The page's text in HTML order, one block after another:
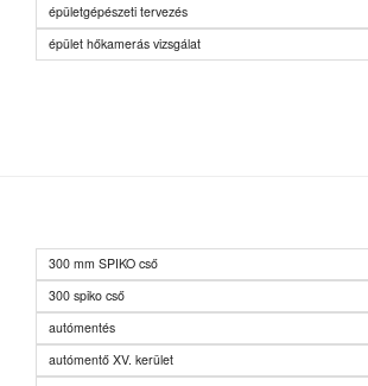
épületgépészeti tervezés
épület hőkamerás vizsgálat
300 mm SPIKO cső
300 spiko cső
autómentés
autómentő XV. kerület